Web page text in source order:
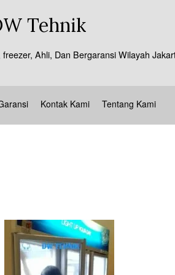
Tehnik
Ahli, Dan Bergaransi Wilayah
Kontak Kami Tentang Kami